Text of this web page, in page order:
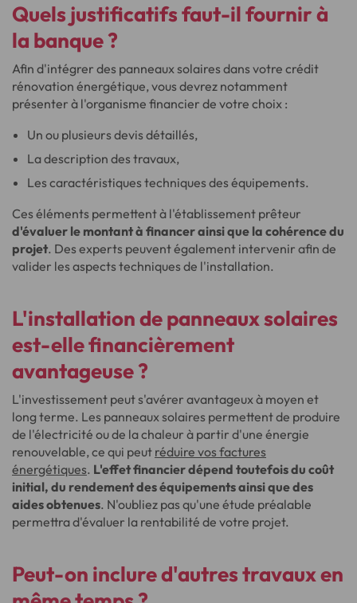
Quels justificatifs faut-il fournir à
la banque ?
Afin d'intégrer des panneaux solaires dans votre crédit
rénovation énergétique, vous devrez notamment
présenter à l'organisme financier de votre choix :
Un ou plusieurs devis détaillés,
La description des travaux,
Les caractéristiques techniques des équipements.
Ces éléments permettent à l'établissement prêteur
d'évaluer le montant à financer ainsi que la cohérence du
projet. Des experts peuvent également intervenir afin de
valider les aspects techniques de l'installation.
L'installation de panneaux solaires
est-elle financièrement
avantageuse ?
L'investissement peut s'avérer avantageux à moyen et
long terme. Les panneaux solaires permettent de produire
de l'électricité ou de la chaleur à partir d'une énergie
renouvelable, ce qui peut réduire vos factures
énergétiques. L'effet financier dépend toutefois du coût
initial, du rendement des équipements ainsi que des
aides obtenues. N'oubliez pas qu'une étude préalable
permettra d'évaluer la rentabilité de votre projet.
Peut-on inclure d'autres travaux en